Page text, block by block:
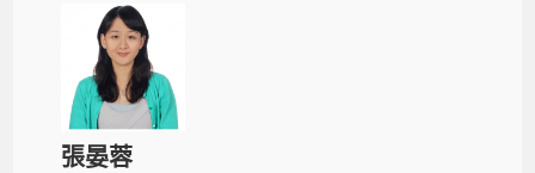
張晏蓉